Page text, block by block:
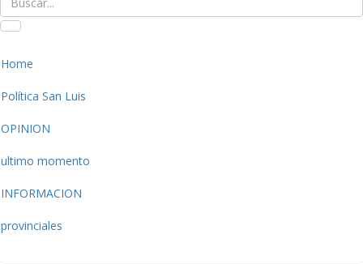
Home
Política San Luis
OPINION
ultimo momento
INFORMACION
provinciales